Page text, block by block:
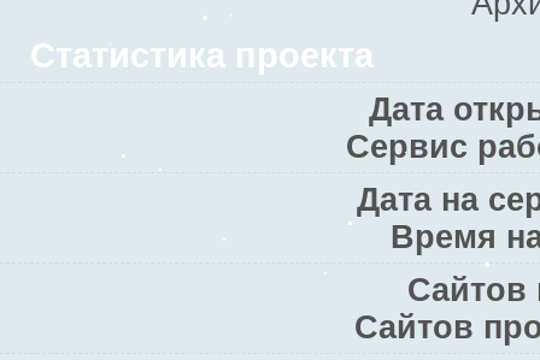
Статистика проекта
Дата
Сервис
Дата на
Время
Сайтов
Сайтов